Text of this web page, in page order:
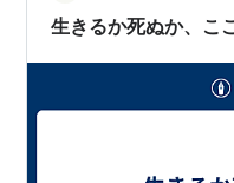
生きるか死ぬか、こ